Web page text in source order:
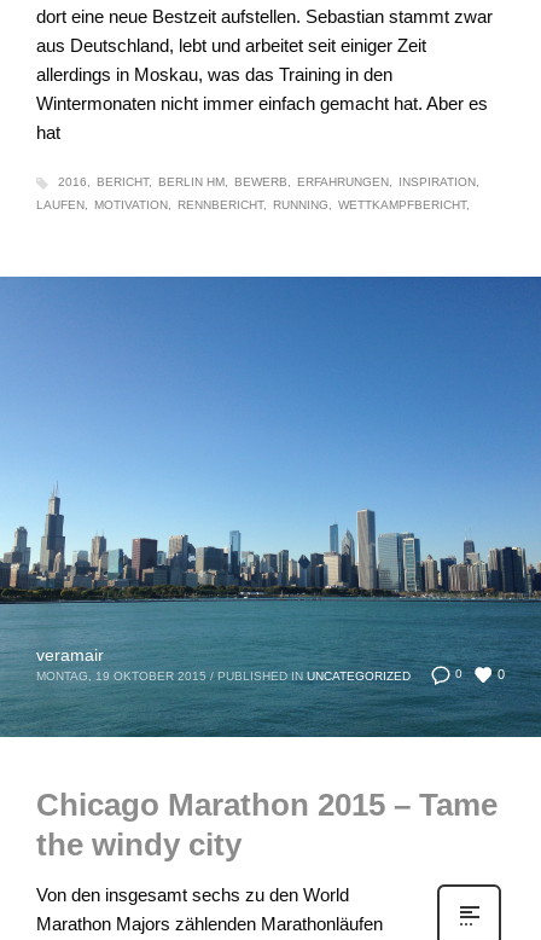
dort eine neue Bestzeit aufstellen. Sebastian stammt zwar
aus Deutschland, lebt und arbeitet seit einiger Zeit
allerdings in Moskau, was das Training in den
Wintermonaten nicht immer einfach gemacht hat. Aber es
hat
2016 BERICHT BERLIN HM BEWERB ERFAHRUNGEN
INSPIRATION
LAUFEN
MOTIVATION RENNBERICHT RUNNING WETTKAMPFBERICHT
0 0
veramair
MONTAG, 19 OKTOBER 2015 / PUBLISHED IN UNCATEGORIZED
Chicago Marathon 2015 – Tame
the windy city
Von den insgesamt sechs zu den World
Marathon Majors zählenden Marathonläufen